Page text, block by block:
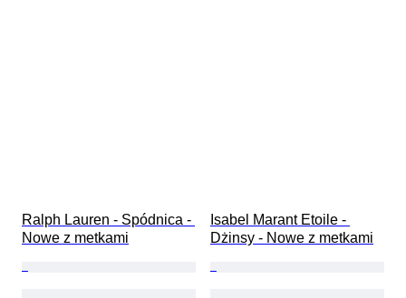
Ralph Lauren - Spódnica -
Nowe z metkami
Isabel Marant Etoile -
Dżinsy - Nowe z metkami